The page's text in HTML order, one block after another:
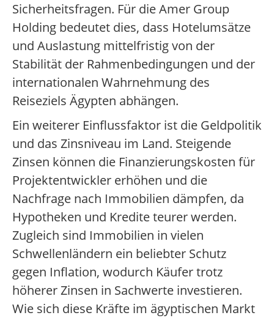
Sicherheitsfragen. Für die Amer Group
Holding bedeutet dies, dass Hotelumsätze
und Auslastung mittelfristig von der
Stabilität der Rahmenbedingungen und der
internationalen Wahrnehmung des
Reiseziels Ägypten abhängen.
Ein weiterer Einflussfaktor ist die Geldpolitik
und das Zinsniveau im Land. Steigende
Zinsen können die Finanzierungskosten für
Projektentwickler erhöhen und die
Nachfrage nach Immobilien dämpfen, da
Hypotheken und Kredite teurer werden.
Zugleich sind Immobilien in vielen
Schwellenländern ein beliebter Schutz
gegen Inflation, wodurch Käufer trotz
höherer Zinsen in Sachwerte investieren.
Wie sich diese Kräfte im ägyptischen Markt